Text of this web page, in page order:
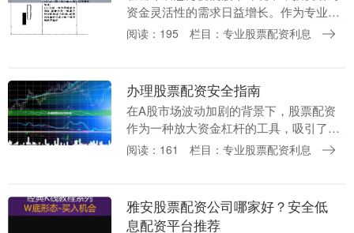
资金灵活性的需求日益增长。作为专业配
资服务商专业股票配资利息，**股天下配
阅读：195 栏目：专业股票配资利息
办理股票配资安全指南
在A股市场波动加剧的背景下，股票配资
作为一种放大资金杠杆的工具，吸引了众
多投资者的目光。然而，配资市场鱼龙混
阅读：161 栏目：专业股票配资利息
雅安股票配资公司哪家好？安全低
息配资平台推荐